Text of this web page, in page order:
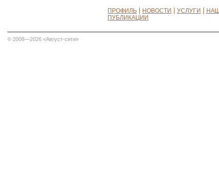
ПРОФИЛЬ НОВОСТИ УСЛУГИ
ПУБЛИКАЦИИ
© 2008—2026 «Август-сити»